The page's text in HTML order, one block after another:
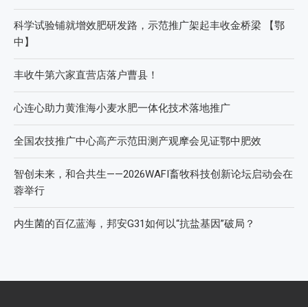
科学试验铺就增效肥研发路，示范推广架起丰收金桥梁 【鄂
中】
丰收牛第六家直营店落户曹县！
心连心助力黄淮海小麦水肥一体化技术落地推广
全国农技推广中心高产示范田测产观摩会见证鄂中肥效
智创未来，和合共生——2026WAFI畜牧科技创新论坛启动会在
蓉举行
内生菌的百亿蓝海，邦安G31如何以“抗盐基因”破局？